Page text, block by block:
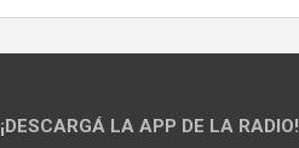
¡DESCARGÁ LA APP DE LA RADIO!